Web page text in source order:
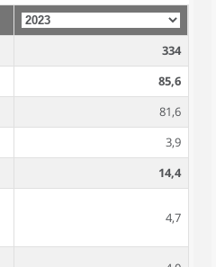
334
85,6
81,6
3,9
14,4
4,7